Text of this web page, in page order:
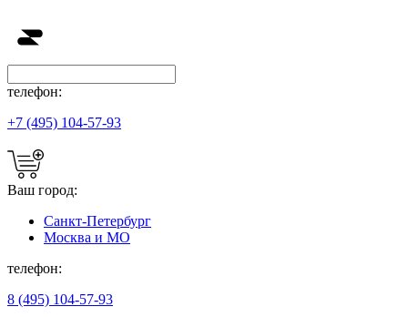
телефон:
+7 (495) 104-57-93
Ваш город:
Санкт-Петербург
Москва и МО
телефон:
8 (495) 104-57-93